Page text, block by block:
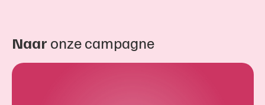
Naar onze campagne